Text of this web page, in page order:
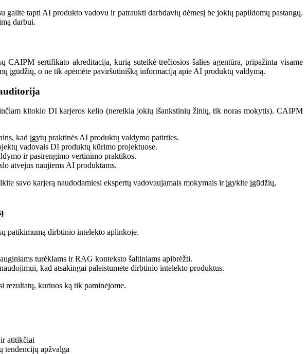
tapti AI produkto vadovu ir patraukti darbdavių dėmesį be jokių papildomų pastangų.
darbui.
sertifikato akreditacija, kurią suteikė trečiosios šalies agentūra, pripažinta visame
įgūdžių, o ne tik apėmėte paviršutinišką informaciją apie AI produktų valdymą.
kitokio DI karjeros kelio (nereikia jokių išankstinių žinių, tik noras mokytis). CAIPM
kad įgytų praktinės AI produktų valdymo patirties.
vadovais DI produktų kūrimo projektuose.
ir pasirengimo vertinimo praktikos.
atvejus naujiems AI produktams.
savo karjerą naudodamiesi ekspertų vadovaujamais mokymais ir įgykite įgūdžių,
patikimumą dirbtinio intelekto aplinkoje.
turėklams ir RAG konteksto šaltiniams apibrėžti.
kad atsakingai paleistumėte dirbtinio intelekto produktus.
rezultatų, kuriuos ką tik paminėjome.
atitikčiai
tendencijų apžvalga